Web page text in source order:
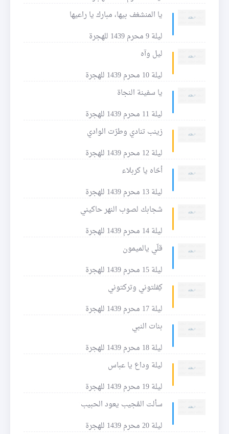
يا المنشغف بيها، مبارك يا راعيها
ليلة 9 محرم 1439 للهجرة
ليل وآه
ليلة 10 محرم 1439 للهجرة
يا سفينة النجاة
ليلة 11 محرم 1439 للهجرة
زينب تنادي وطرّت الوادي
ليلة 12 محرم 1439 للهجرة
أحّاه يا كربلاء
ليلة 13 محرم 1439 للهجرة
شجابك لصوب النهر حاكيني
ليلة 14 محرم 1439 للهجرة
قلّي يالميمون
ليلة 15 محرم 1439 للهجرة
كِفلتوني وتركتوني
ليلة 17 محرم 1439 للهجرة
بنات النبي
ليلة 18 محرم 1439 للهجرة
ليلة وداع يا عباس
ليلة 19 محرم 1439 للهجرة
سألت المُجيب يعود الحبيب
ليلة 20 محرم 1439 للهجرة